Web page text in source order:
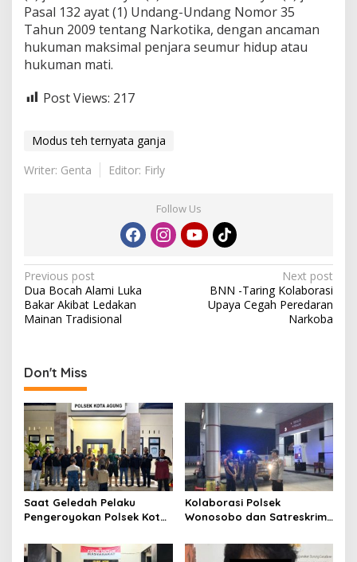
Pasal 132 ayat (1) Undang-Undang Nomor 35
Tahun 2009 tentang Narkotika, dengan ancaman
hukuman maksimal penjara seumur hidup atau
hukuman mati.
Post Views: 217
Modus teh ternyata ganja
Writer: Genta
Editor: Firly
Follow Us
P
o
s
n
a
v
i
g
a
t
i
o
Previous post
Dua Bocah Alami Luka
Bakar Akibat Ledakan
Mainan Tradisional
Next post
BNN -Taring Kolaborasi
Upaya Cegah Peredaran
Narkoba
Don't Miss
Saat Geledah Pelaku
Pengeroyokan Polsek Kota
Presisi Polres Tanggamus
Kolaborasi Polsek
Wonosobo dan Satreskrim
Tindaklanjuti Informasi